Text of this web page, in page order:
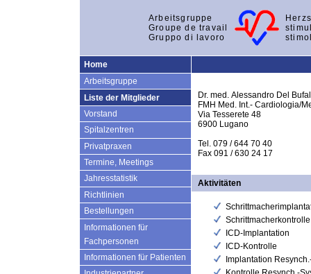
Arbeitsgruppe
Groupe de travail
Gruppo di lavoro
Home
Arbeitsgruppe
Liste der Mitglieder
Vorstand
Spitalzentren
Privatpraxen
Termine, Meetings
Jahresstatistik
Richtlinien
Bestellungen
Informationen für
Fachpersonen
Informationen für Patienten
Dr. med. Alessandro Del
FMH Med. Int.- Cardiologia/
Via Tesserete 48
6900 Lugano
Tel. 079 / 644 70 40
Fax 091 / 630 24 17
Aktivitäten
Schrittmacherkontrolle
ICD-Implantation
ICD-Kontrolle
Implantation